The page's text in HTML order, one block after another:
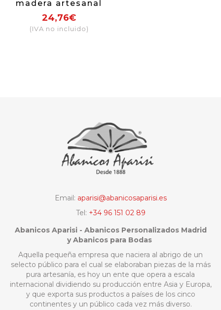
madera artesanal
24,76€
(IVA no incluido)
Email: aparisi@abanicosaparisi.es
Tel: +34 96 151 02 89
Abanicos Aparisi - Abanicos Personalizados Madrid
y Abanicos para Bodas
Aquella pequeña empresa que naciera al abrigo de un
selecto público para el cual se elaboraban piezas de la más
pura artesanía, es hoy un ente que opera a escala
internacional dividiendo su producción entre Asia y Europa,
y que exporta sus productos a países de los cinco
continentes y un público cada vez más diverso.